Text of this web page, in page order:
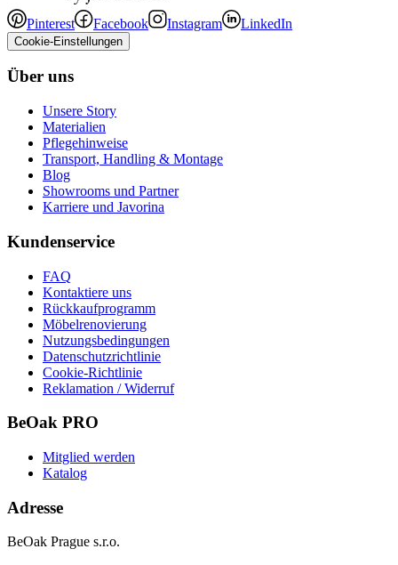
Pinterest Facebook Instagram LinkedIn
Cookie-Einstellungen
Über uns
Unsere Story
Materialien
Pflegehinweise
Transport, Handling & Montage
Blog
Showrooms und Partner
Karriere und Javorina
Kundenservice
FAQ
Kontaktiere uns
Rückkaufprogramm
Möbelrenovierung
Nutzungsbedingungen
Datenschutzrichtlinie
Cookie-Richtlinie
Reklamation / Widerruf
BeOak PRO
Mitglied werden
Katalog
Adresse
BeOak Prague s.r.o.